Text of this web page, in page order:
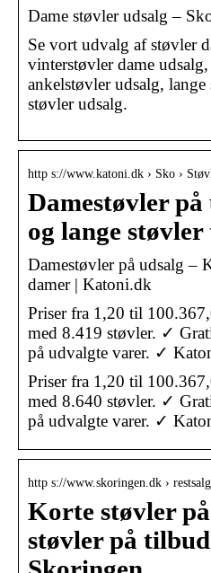
Dame støvler udsalg –
Se vort udvalg af støvler
vinterstøvler dame
ankelstøvler udsalg,
støvler udsalg.
http s://www.katoni.dk › Sko ›
Damestøvler
og lange
Damestøvler på udsalg –
damer | Katoni.dk
Priser fra 1,20 til
med 8.419 støvler. ✓
på udvalgte varer. ✓
Priser fra 1,20 til
med 8.640 støvler. ✓
på udvalgte varer. ✓
http s://www.skoringen.dk ›
Korte støvler
støvler på